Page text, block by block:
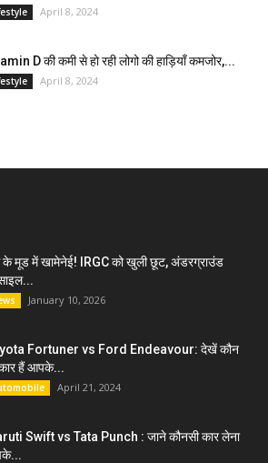
April 8, 2024
D की कमी से हो रही लोगो की हाड़ियाँ कमजोर,...
April 8, 2024
मूड में खामेनेई! IRGC को खुली छूट, अंडरग्राउंड
January 10, 2026
Fortuner vs Ford Endeavour: देखें कौन
हैं आपके...
April 21, 2024
Swift vs Tata Punch : जाने कौनसी कार लेना